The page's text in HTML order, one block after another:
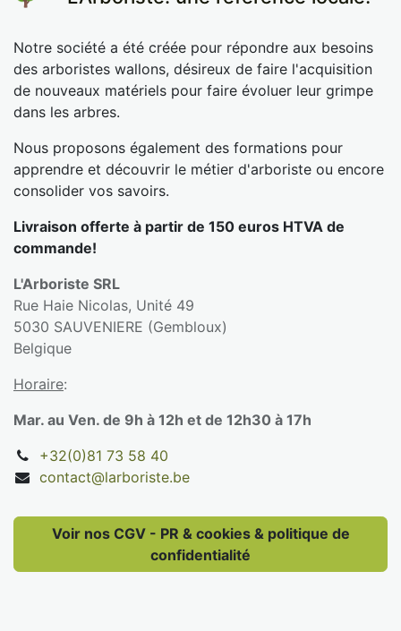
Notre société a été créée pour répondre aux besoins
des arboristes wallons, désireux de faire l'acquisition
de nouveaux matériels pour faire évoluer leur grimpe
dans les arbres.
Nous proposons également des formations pour
apprendre et découvrir le métier d'arboriste ou encore
consolider vos savoirs.
Livraison offerte à partir de 150 euros HTVA de
commande!
L'Arboriste SRL
Rue Haie Nicolas, Unité 49
5030 SAUVENIERE (Gembloux)
Belgique
Horaire:
Mar. au Ven. de 9h à 12h et de 12h30 à 17h
+32(0)81 73 58 40
contact@larboriste.be
Voir nos CGV - PR & cookies & politique de
confidentialité